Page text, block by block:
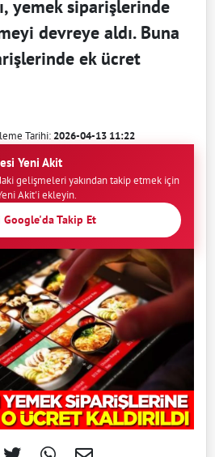
yemek siparişlerinde
devreye aldı. Buna
ek ücret
Tarihi:2026-04-13 11:22
Yeni Akit
gelişmeleri yakından takip etmek için
Akit'i ekleyin.
Google'da Takip Et